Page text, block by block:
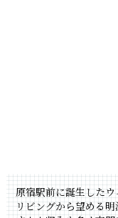
原宿駅前に誕生した
リビングから望める